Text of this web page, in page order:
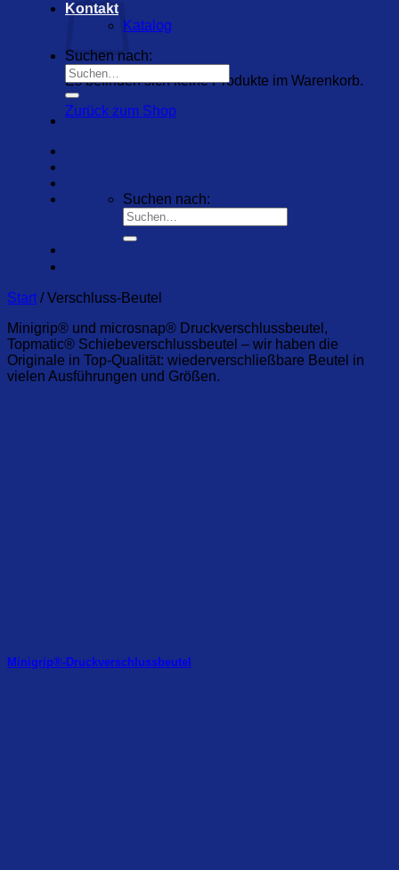
Es befinden sich keine Produkte im Warenkorb.
Zurück zum Shop
Kontakt
Katalog
Suchen nach:
Suchen nach:
Start /Verschluss-Beutel
Minigrip® und microsnap® Druckverschlussbeutel,
Topmatic® Schiebeverschlussbeutel – wir haben die
Originale in Top-Qualität: wiederverschließbare Beutel in
vielen Ausführungen und Größen.
Minigrip®-Druckverschlussbeutel